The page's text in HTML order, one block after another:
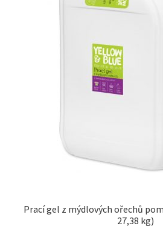
Prací gel z mýdlových ořechů
27,38 kg)